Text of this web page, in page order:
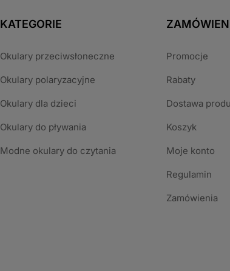
KATEGORIE
Okulary przeciwsłoneczne
Okulary polaryzacyjne
Okulary dla dzieci
Okulary do pływania
Modne okulary do czytania
Promocje
Rabaty
Dostawa
Koszyk
Moje konto
Regulamin
Zamówienia